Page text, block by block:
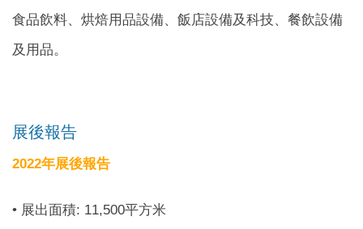
食品飲料、烘焙用品設備、飯店設備及科技、餐飲設備
及用品。
展後報告
2022年展後報告
• 展出面積: 11,500平方米